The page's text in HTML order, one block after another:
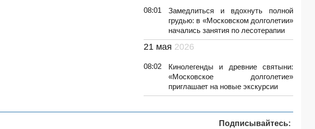
08:01
Замедлиться и вдохнуть полной
грудью: в «Московском долголетии»
начались занятия по лесотерапии
21 мая 2026
08:02
Кинолегенды и древние святыни:
«Московское долголетие»
приглашает на новые экскурсии
Подписывайтесь: